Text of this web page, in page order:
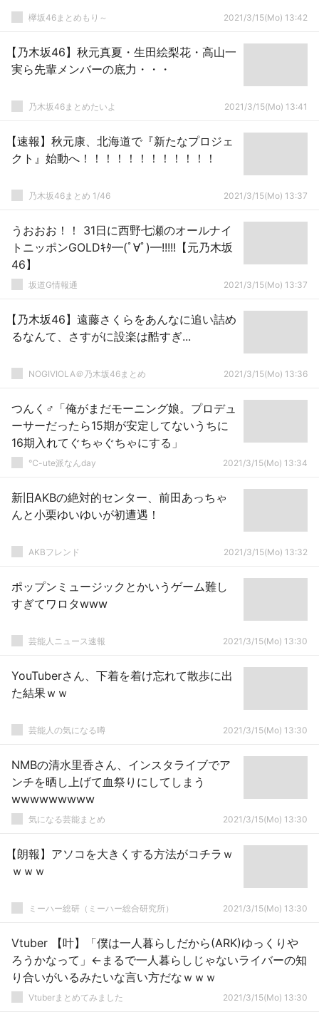
欅坂46まとめもり～ 2021/3/15(Mo) 13:42
【乃木坂46】秋元真夏・生田絵梨花・高山一
実ら先輩メンバーの底力・・・
乃木坂46まとめたいよ 2021/3/15(Mo) 13:41
【速報】秋元康、北海道で『新たなプロジェ
クト』始動へ！！！！！！！！！！！！
乃木坂46まとめ 1/46 2021/3/15(Mo) 13:37
うおおお！！ 31日に西野七瀬のオールナイ
トニッポンGOLDｷﾀ━(ﾟ∀ﾟ)━!!!!!【元乃木坂
46】
坂道G情報通 2021/3/15(Mo) 13:37
【乃木坂46】遠藤さくらをあんなに追い詰め
るなんて、さすがに設楽は酷すぎ...
NOGIVIOLA＠乃木坂46まとめ 2021/3/15(Mo) 13:36
つんく♂「俺がまだモーニング娘。プロデュ
ーサーだったら15期が安定してないうちに
16期入れてぐちゃぐちゃにする」
℃-ute派なんday 2021/3/15(Mo) 13:34
新旧AKBの絶対的センター、前田あっちゃ
んと小栗ゆいゆいが初遭遇！
AKBフレンド 2021/3/15(Mo) 13:32
ポップンミュージックとかいうゲーム難し
すぎてワロタwww
芸能人ニュース速報 2021/3/15(Mo) 13:30
YouTuberさん、下着を着け忘れて散歩に出
た結果ｗｗ
芸能人の気になる噂 2021/3/15(Mo) 13:30
NMBの清水里香さん、インスタライブでア
ンチを晒し上げて血祭りにしてしまう
wwwwwwwww
気になる芸能まとめ 2021/3/15(Mo) 13:30
【朗報】アソコを大きくする方法がコチラｗ
ｗｗｗ
ミーハー総研（ミーハー総合研究所） 2021/3/15(Mo) 13:30
Vtuber 【叶】「僕は一人暮らしだから(ARK)ゆっくりや
ろうかなって」←まるで一人暮らしじゃないライバーの知
り合いがいるみたいな言い方だなｗｗｗ
Vtuberまとめてみました 2021/3/15(Mo) 13:30